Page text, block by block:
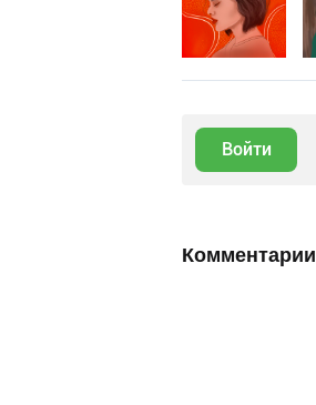
Войти
Комментарии